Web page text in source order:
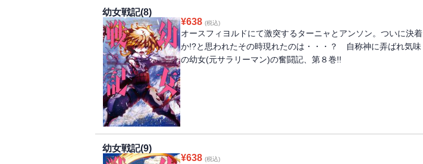
幼女戦記(8)
¥638 (税込)
オースフィヨルドにて激突するターニャとアンソン。ついに決着
か!?と思われたその時現れたのは・・・？ 自称神に弄ばれ気味
の幼女(元サラリーマン)の奮闘記、第８巻!!
幼女戦記(9)
¥638 (税込)